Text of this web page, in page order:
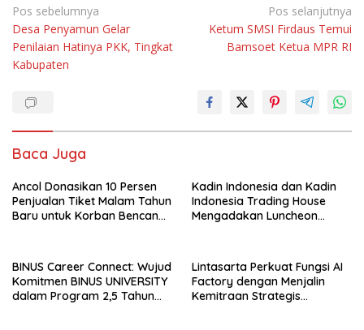
Navigasi
pos
Pos sebelumnya
Desa Penyamun Gelar
Penilaian Hatinya PKK, Tingkat
Kabupaten
Pos selanjutnya
Ketum SMSI Firdaus Temui
Bamsoet Ketua MPR RI
Baca Juga
Ancol Donasikan 10 Persen
Penjualan Tiket Malam Tahun
Baru untuk Korban Bencana
Kadin Indonesia dan Kadin
Indonesia Trading House
Mengadakan Luncheon
Chamber of Commerce and
Industry (SMCCI)
BINUS Career Connect: Wujud
Komitmen BINUS UNIVERSITY
dalam Program 2,5 Tahun
Lintasarta Perkuat Fungsi AI
Factory dengan Menjalin
Kemitraan Strategis